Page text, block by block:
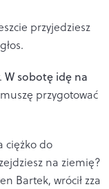
przyjedziesz
W sobotę idę na
przygotować
ciężko do
na ziemię?
Bartek, wrócił zza